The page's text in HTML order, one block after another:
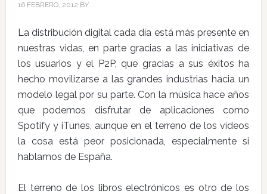
16 FEBRERO, 2012 BY
La distribución digital cada día está más presente en
nuestras vidas, en parte gracias a las iniciativas de
los usuarios y el P2P, que gracias a sus éxitos ha
hecho movilizarse a las grandes industrias hacia un
modelo legal por su parte. Con la música hace años
que podemos disfrutar de aplicaciones como
Spotify y iTunes, aunque en el terreno de los vídeos
la cosa está peor posicionada, especialmente si
hablamos de España.
El terreno de los libros electrónicos es otro de los